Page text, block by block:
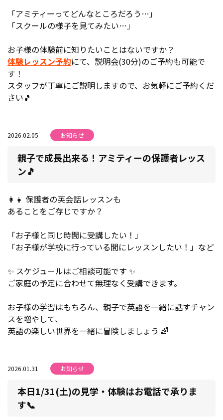
「アミティーってどんなところだろう…」
「スクールの様子を見てみたい…」
お子様の体験前に知りたいことはないですか？
体験レッスン予約にて、説明会(30分)のご予約も可能で
す！
スタッフが丁寧にご説明しますので、お気軽にご予約くだ
さい🎵
2026.02.05 お知らせ
親子で成長出来る！アミティーの保護者レッス
ン🎵
👩‍👧 保護者の英会話レッスンも
あることをご存じですか？
「お子様と同じ時間に受講したい！」
「お子様が学校に行っている間にレッスンしたい！」など
✨ スケジュールはご相談可能です ✨
ご家庭の予定に合わせて無理なく受講できます。
お子様の学習はもちろん、親子で英語を一緒に話すチャン
スを増やして、
英語の楽しい世界を一緒に冒険しましょう 🌈
2026.01.31 お知らせ
本日1/31(土)の見学・体験はお電話で承りま
す📞